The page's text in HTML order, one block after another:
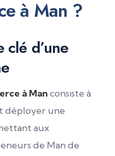
à Man ?
d’une
à Man consiste à
déployer une
aux
de Man de